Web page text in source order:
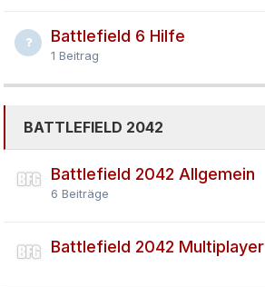
Battlefield 6 Hilfe
1 Beitrag
BATTLEFIELD 2042
Battlefield 2042 Allgemein
6 Beiträge
Battlefield 2042 Multiplayer